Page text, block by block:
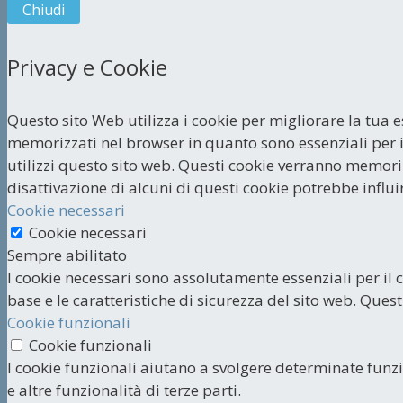
Chiudi
Privacy e Cookie
Questo sito Web utilizza i cookie per migliorare la tua
memorizzati nel browser in quanto sono essenziali
utilizzi questo sito web. Questi cookie verranno
disattivazione di alcuni di questi cookie potrebbe
Cookie necessari
Cookie necessari
Sempre abilitato
I cookie necessari sono assolutamente essenziali per
base e le caratteristiche di sicurezza del sito web.
Cookie funzionali
Cookie funzionali
I cookie funzionali aiutano a svolgere determinate
e altre funzionalità di terze parti.